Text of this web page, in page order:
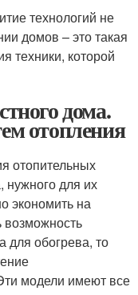
технологий не
домов – это такая
техники, которой
дома.
отопления
отопительных
нужного для их
экономить на
возможность
для обогрева, то
модели имеют все